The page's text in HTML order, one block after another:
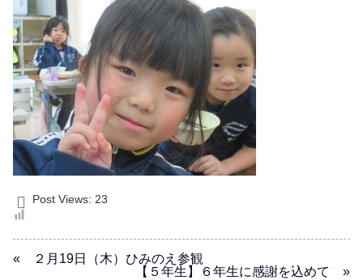
Post Views: 23
« ２月19日（木）ひみのえ参観
【５年生】６年生に感謝を込めて »